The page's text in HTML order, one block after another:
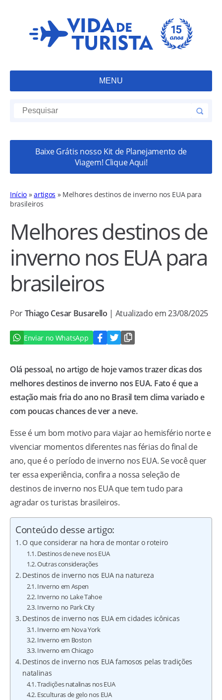
MENU
Baixe Grátis nosso Kit de Planejamento de
Viagem! Clique Aqui!
Início »artigos » Melhores destinos de inverno nos EUA para
brasileiros
Melhores destinos de
inverno nos EUA para
brasileiros
PorThiago Cesar Busarello | Atualizado em 23/08/2025
Enviar no WhatsApp
Olá pessoal, no artigo de hoje vamos trazer dicas dos
melhores destinos de inverno nos EUA. Fato é que a
estação mais fria do ano no Brasil tem clima variado e
com poucas chances de ver a neve.
Esse é um bom motivo para viajar ao hemisfério norte e
vivenciar momentos diferentes nas férias do final de
ano, que é o período de inverno nos EUA. Se você quer
ter essa experiência, confira a nossa seleção de
destinos de inverno nos EUA que tem tudo para
agradar os turistas brasileiros.
Conteúdo desse artigo:
O que considerar na hora de montar o roteiro
Destinos de neve nos EUA
Outras considerações
Destinos de inverno nos EUA na natureza
Inverno em Aspen
Inverno no Lake Tahoe
Inverno no Park City
Destinos de inverno nos EUA em cidades icônicas
Inverno em Nova York
Inverno em Boston
Inverno em Chicago
Destinos de inverno nos EUA famosos pelas tradições
natalinas
Tradições natalinas nos EUA
Esculturas de gelo nos EUA